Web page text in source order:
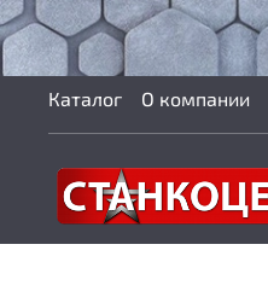
Каталог О компании